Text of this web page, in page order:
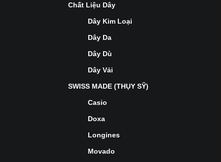
Chất Liệu Dây
Dây Kim Loại
Dây Da
Dây Dù
Dây Vải
SWISS MADE (THỤY SỸ)
Casio
Doxa
Longines
Movado